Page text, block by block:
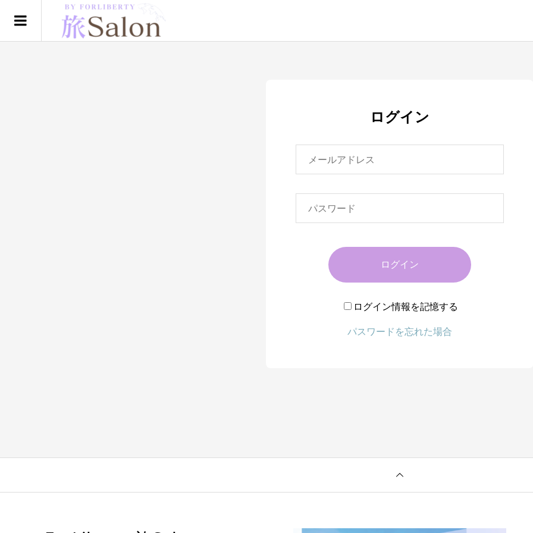
ログイン
ログイン
ログイン情報を記憶する
パスワードを忘れた場合